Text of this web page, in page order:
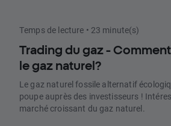
Temps de lecture • 23 minute(s)
Trading du gaz -
le gaz naturel?
Le gaz naturel fossile alternatif
poupe auprès des investisseurs !
marché croissant du gaz naturel.